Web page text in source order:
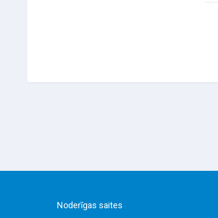
Noderīgas saites